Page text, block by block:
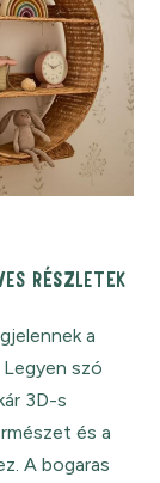
RÉSZLETEK
a
szó
3D-s
és a
A bogaras